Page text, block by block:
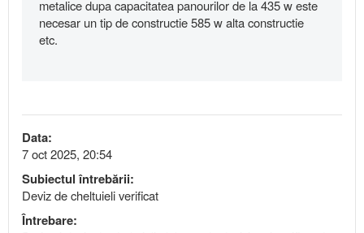
metalice dupa capacitatea panourilor de la 435 w este
necesar un tip de constructie 585 w alta constructie
etc.
Data:
7 oct 2025, 20:54
Subiectul întrebării:
Deviz de cheltuieli verificat
Întrebare: